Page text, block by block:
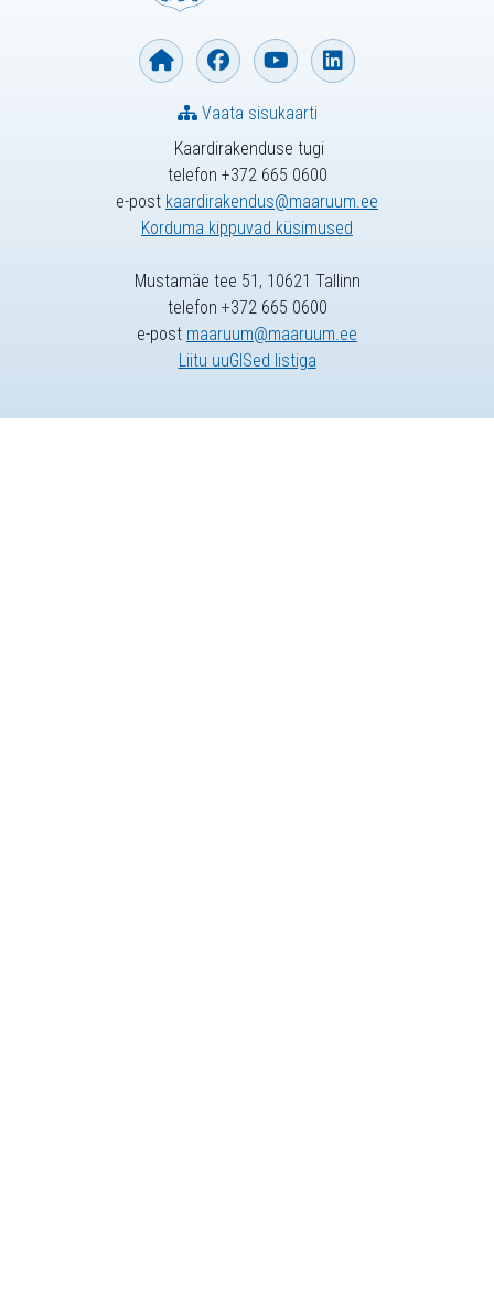
Kaardirakenduse tugi
telefon +372 665 0600
e-post kaardirakendus@maaruum.ee
Korduma kippuvad küsimused
Vaata sisukaarti
Mustamäe tee 51, 10621 Tallinn
telefon +372 665 0600
e-post maaruum@maaruum.ee
Liitu uuGISed listiga